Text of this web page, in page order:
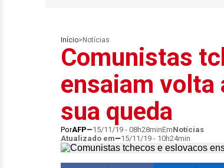
Início> Notícias
Comunistas
ensaiam volta
sua queda
PorAFP 15/11/19 - 08h28minEmNotícias
Atualizado em
15/11/19 - 10h24min